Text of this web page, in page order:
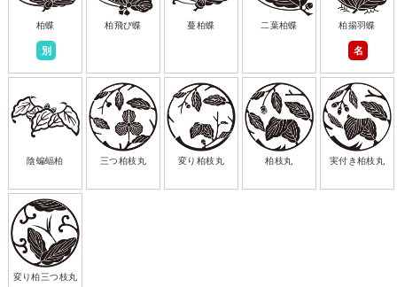
柏蝶
別
柏飛び蝶 蔓柏蝶 二葉柏蝶 柏揚羽蝶
名
陰蝙蝠柏 三つ柏枝丸 変り柏枝丸 柏枝丸 実付き柏枝丸
変り柏三つ枝丸